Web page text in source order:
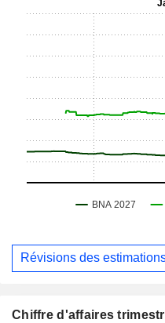
Révisions des
Chiffre d'affaires